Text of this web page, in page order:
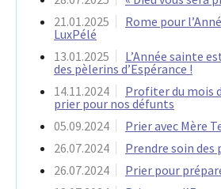
21.01.2025
Rome pour
LuxPélé
13.01.2025
L’Année sainte
des pèlerins d’Espérance !
14.11.2024
Profiter du mois
prier pour nos défunts
05.09.2024
Prier avec Mère
26.07.2024
Prendre soin des
26.07.2024
Prier pour